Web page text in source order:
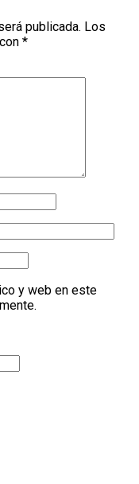
publicada. Los
*
y web en este